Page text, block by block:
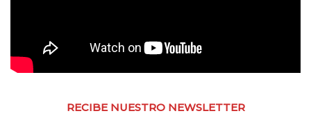
RECIBE NUESTRO NEWSLETTER